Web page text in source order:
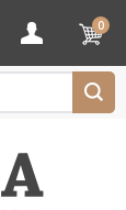
0